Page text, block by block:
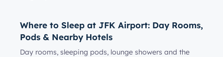
Where to Sleep at JFK Airport: Day Rooms,
Pods & Nearby Hotels
Day rooms, sleeping pods, lounge showers and the